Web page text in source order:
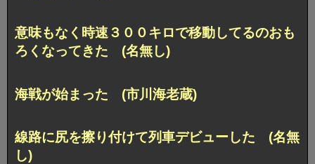
意味もなく時速３００キロで移動してるのおも
ろくなってきた (名無し)
海戦が始まった (市川海老蔵)
線路に尻を擦り付けて列車デビューした (名無
し)